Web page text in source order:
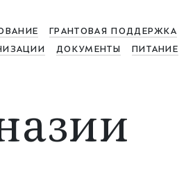
ГРАНТОВАЯ ПОДДЕРЖКА
ДОКУМЕНТЫ ПИТАНИЕ